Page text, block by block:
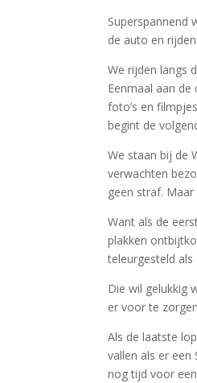
Superspannend
de auto en
We rijden langs
Eenmaal aan
foto’s en
begint de
We staan bij de
verwachten
geen straf.
Want als de
plakken
teleurgesteld
Die wil gelukkig
er voor te
Als de laatste
vallen als er
nog tijd voor